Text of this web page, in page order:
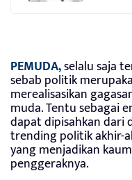
PEMUDA,selalu saja
sebab politik
merealisasikan
muda. Tentu sebagai
dapat dipisahkan dari
trending politik akhir-
yang menjadikan
penggeraknya.